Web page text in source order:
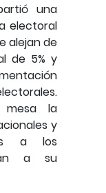
una
electoral
alejan de
de 5% y
mesa la
y
a los
a su